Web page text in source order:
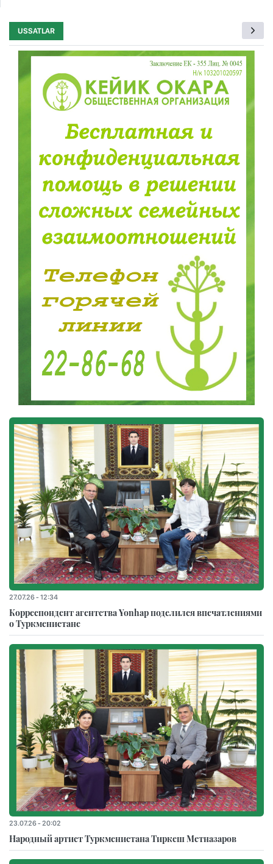
USSATLAR
27.07.26 - 12:34
Корреспондент агентства Yonhap поделился впечатлениями
о Туркменистане
23.07.26 - 20:02
Народный артист Туркменистана Тиркеш Мeтназаров